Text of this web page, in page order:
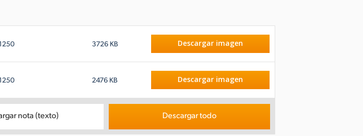
3726 KB Descargar imagen
2476 KB Descargar imagen
nota (texto) Descargar todo